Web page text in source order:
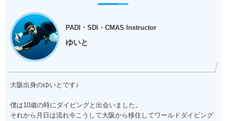
PADI・SDI・CMAS Instructor
ゆいと
大阪出身のゆいとです♪
僕は10歳の時にダイビングと出会いました。
それから月日は流れ今こうして大阪から移住してワールドダイビング